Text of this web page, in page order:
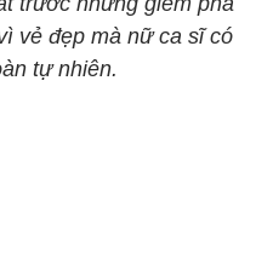
vẻ đẹp mà nữ ca sĩ có
tự nhiên.